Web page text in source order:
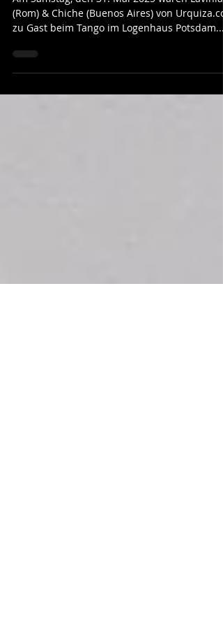
Tangoabend mit
Showtanz in Potsdam
Am Samstag, den 31. Mai 2025 waren Lavinia
(Rom) & Chiche (Buenos Aires) von